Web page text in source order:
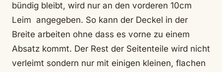
bündig bleibt, wird nur an den vorderen 10cm
Leim angegeben. So kann der Deckel in der
Breite arbeiten ohne dass es vorne zu einem
Absatz kommt. Der Rest der Seitenteile wird nicht
verleimt sondern nur mit einigen kleinen, flachen